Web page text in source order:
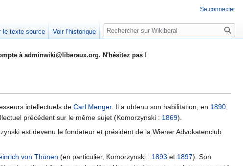
à adminwiki@liberaux.org. N'hésitez pas !
intellectuels de Carl Menger. Il a obtenu son habilitation, en 1890,
précédent sur ​​le même sujet (Komorzynski : 1869).
est devenu le fondateur et président de la Wiener Advokatenclub
von Thünen (en particulier, Komorzynski : 1893 et 1897). Son
Se connecter
le texte source Voir l’historique Rechercher